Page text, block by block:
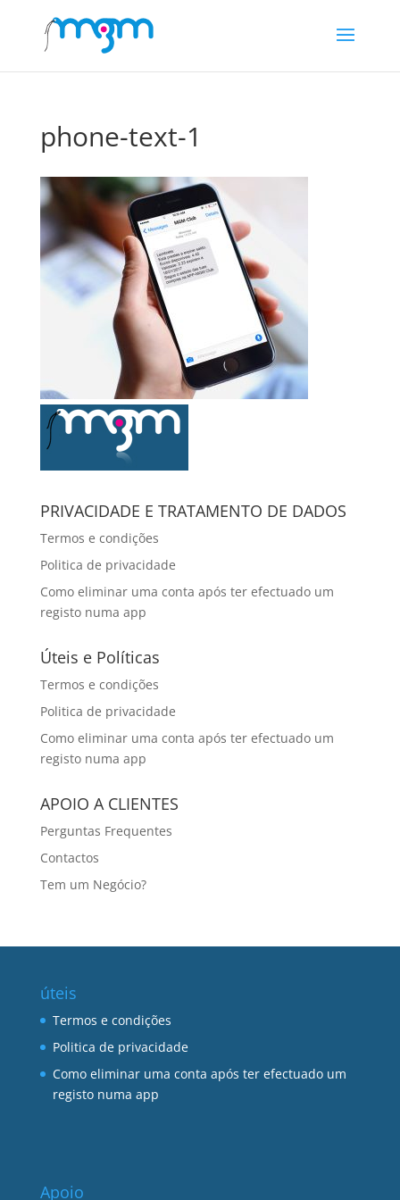
phone-text-1
PRIVACIDADE E TRATAMENTO DE DADOS
Termos e condições
Politica de privacidade
Como eliminar uma conta após ter efectuado um
registo numa app
Úteis e Políticas
Termos e condições
Politica de privacidade
Como eliminar uma conta após ter efectuado um
registo numa app
APOIO A CLIENTES
Perguntas Frequentes
Contactos
Tem um Negócio?
úteis
Termos e condições
Politica de privacidade
Como eliminar uma conta após ter efectuado um
registo numa app
Apoio